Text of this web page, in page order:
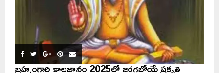
బ్రహ్మంగారి కాలజ్ఞానం 2025లో జరగబోయే ప్రకృతి